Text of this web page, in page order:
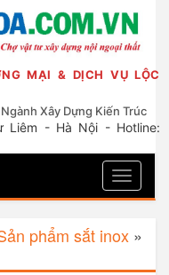
MẠI & DỊCH VỤ LỘC
Xây Dựng Kiến Trúc
Liêm - Hà Nội - Hotline:
Toggle
phẩm sắt inox »